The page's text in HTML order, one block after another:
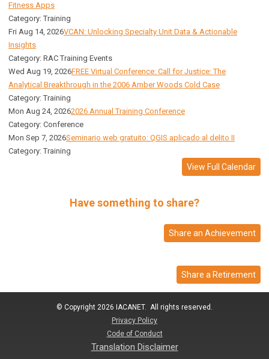
Fitness Apps
Category: Training
Fri Aug 14, 2026VCAN: Unlocking Specialty Unit Data & Actionable
Insights
Category: RAC Training Events
Wed Aug 19, 2026FREE Virtual Conference: Call for Justice: The
Analytical Breakthrough in the 2006 Amber Woods Cold Case
Category: Training
Mon Aug 24, 20262026 Annual Training Conference
Category: Conference
Mon Sep 7, 2026Seminario web gratuito: QGIS aplicado al delito II
Category: Training
View Full Calendar
Have something to share?
Share an Achievement
Share a Retirement
© Copyright 2026 IACANET. All rights reserved.
Privacy Policy
Code of Conduct
Translation Disclaimer